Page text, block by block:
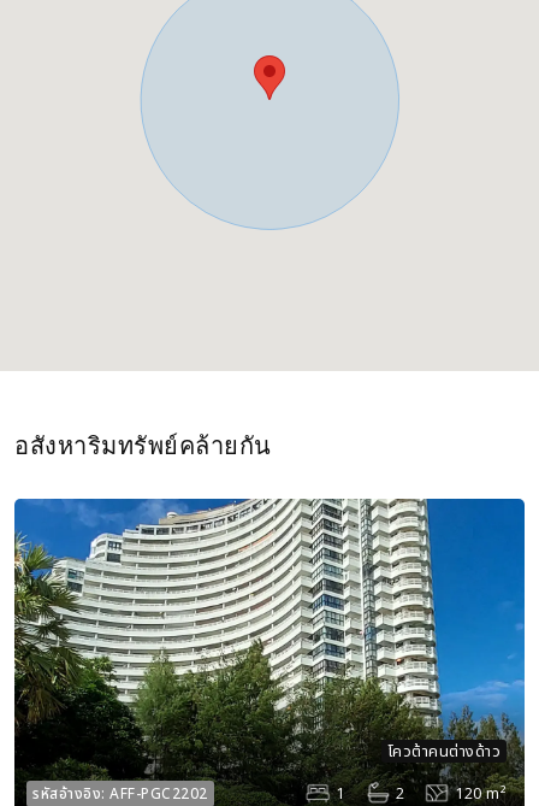
อสังหาริมทรัพย์คล้ายกัน
โควต้าคนต่างด้าว
รหัสอ้างอิง: AFF-PGC2202 1 2 120 m²